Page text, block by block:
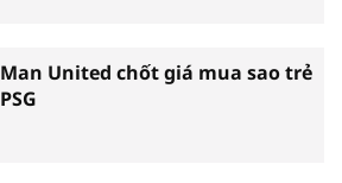
Man United chốt giá mua sao trẻ
PSG